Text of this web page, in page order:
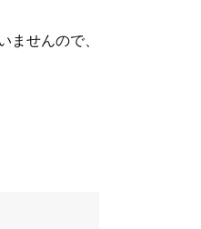
ませんので、